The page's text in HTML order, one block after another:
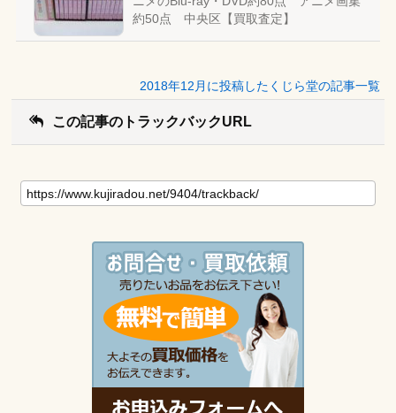
約50点 中央区【買取査定】
2018年12月に投稿したくじら堂の記事一覧
この記事のトラックバックURL